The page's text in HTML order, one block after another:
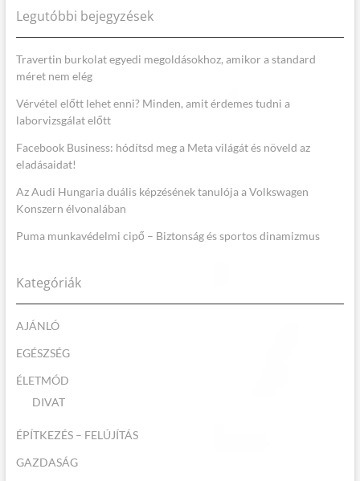
Legutóbbi bejegyzések
Travertin burkolat egyedi megoldásokhoz, amikor a standard
méret nem elég
Vérvétel előtt lehet enni? Minden, amit érdemes tudni a
laborvizsgálat előtt
Facebook Business: hódítsd meg a Meta világát és növeld az
eladásaidat!
Az Audi Hungaria duális képzésének tanulója a Volkswagen
Konszern élvonalában
Puma munkavédelmi cipő – Biztonság és sportos dinamizmus
Kategóriák
AJÁNLÓ
EGÉSZSÉG
ÉLETMÓD
DIVAT
ÉPÍTKEZÉS – FELÚJÍTÁS
GAZDASÁG